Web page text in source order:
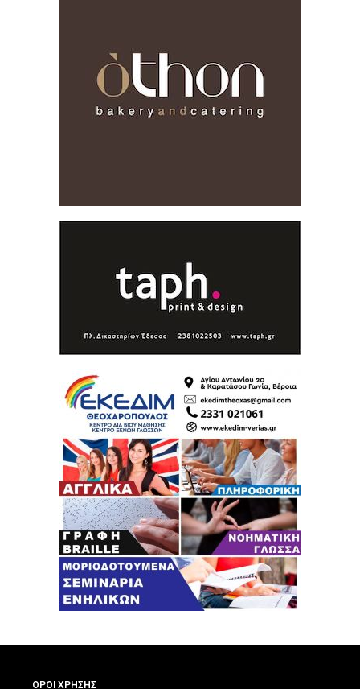
ΟΡΟΙ ΧΡΗΣΗΣ